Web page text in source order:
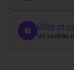
Offrir ce
Un cadeau